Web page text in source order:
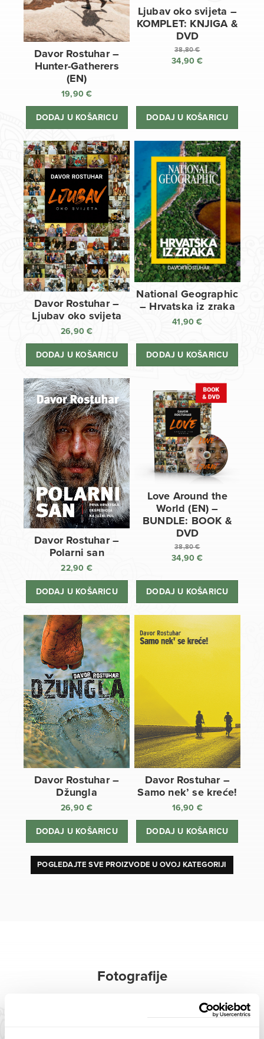
Davor Rostuhar –
Hunter-Gatherers
(EN)
19,90€
DODAJ U KOŠARICU
Ljubav oko svijeta –
KOMPLET: KNJIGA &
DVD
38,80€
Izvorna
38,80 €.
34,90€
34,90 €.
DODAJ U KOŠARICU
Davor Rostuhar –
Ljubav oko svijeta
26,90€
DODAJ U KOŠARICU
National Geographic
– Hrvatska iz zraka
41,90€
DODAJ U KOŠARICU
Davor Rostuhar –
Polarni san
22,90 €
DODAJ U KOŠARICU
Love Around the
World (EN) –
BUNDLE: BOOK &
DVD
38,80€
Izvorna
bila
34,90€
cijena
DODAJ U KOŠARICU
Davor Rostuhar –
Džungla
26,90€
DODAJ U KOŠARICU
Davor Rostuhar –
Samo nek’ se kreće!
16,90 €
DODAJ U KOŠARICU
POGLEDAJTE SVE PROIZVODE U OVOJ KATEGORIJI
Fotografije